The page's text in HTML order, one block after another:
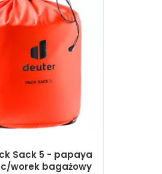
Sack 5 - papaya
worek bagażowy